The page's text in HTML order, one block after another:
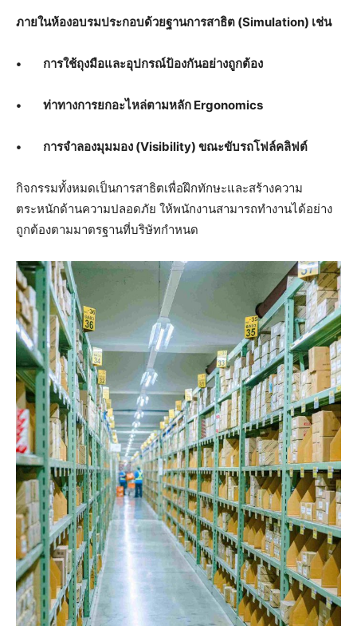
ภายในห้องอบรมประกอบด้วยฐานการสาธิต (Simulation) เช่น
• การใช้ถุงมือและอุปกรณ์ป้องกันอย่างถูกต้อง
• ท่าทางการยกอะไหล่ตามหลัก Ergonomics
• การจำลองมุมมอง (Visibility) ขณะขับรถโฟล์คลิฟต์
กิจกรรมทั้งหมดเป็นการสาธิตเพื่อฝึกทักษะและสร้างความ
ตระหนักด้านความปลอดภัย ให้พนักงานสามารถทำงานได้อย่าง
ถูกต้องตามมาตรฐานที่บริษัทกำหนด